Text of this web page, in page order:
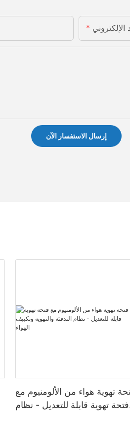
الإلكتروني
إرسال الاستفسار الآن
تهوية هواء من الألومنيوم مع
فتحة تهوية قابلة للتعديل - نظام